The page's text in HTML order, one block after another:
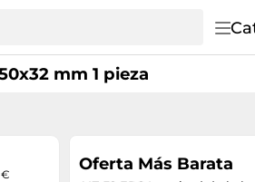
mm 1 pieza
€
Oferta Más Barata